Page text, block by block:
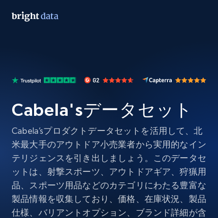
Cabela'sデータセット
Cabela’sプロダクトデータセットを活用して、北
米最大手のアウトドア小売業者から実用的なイン
テリジェンスを引き出しましょう。このデータセ
ットは、射撃スポーツ、アウトドアギア、狩猟用
品、スポーツ用品などのカテゴリにわたる豊富な
製品情報を収集しており、価格、在庫状況、製品
仕様、バリアントオプション、ブランド詳細が含